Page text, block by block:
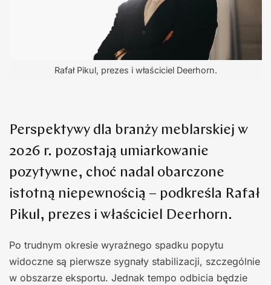
Rafał Pikul, prezes i właściciel Deerhorn.
Perspektywy dla branży meblarskiej w
2026 r. pozostają umiarkowanie
pozytywne, choć nadal obarczone
istotną niepewnością – podkreśla Rafał
Pikul, prezes i właściciel Deerhorn.
Po trudnym okresie wyraźnego spadku popytu
widoczne są pierwsze sygnały stabilizacji, szczególnie
w obszarze eksportu. Jednak tempo odbicia będzie